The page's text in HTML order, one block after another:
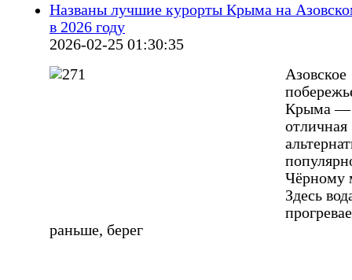
Названы лучшие курорты Крыма на
в 2026 году
2026-02-25 01:30:35
Азовское
Крыма —
отличная
Чёрному
Здесь
раньше, берег